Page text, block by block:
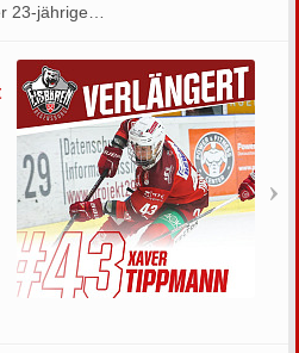
23-jährige…